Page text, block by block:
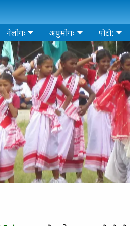
नेलोगः अयुमोगः पोटो: